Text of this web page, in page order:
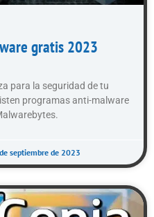
gratis 2023
para la seguridad de tu
programas anti-malware
septiembre de 2023